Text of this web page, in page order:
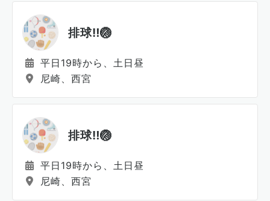
排球‼️🏐
平日19時から、土日昼
尼崎、西宮
排球‼️🏐
平日19時から、土日昼
尼崎、西宮